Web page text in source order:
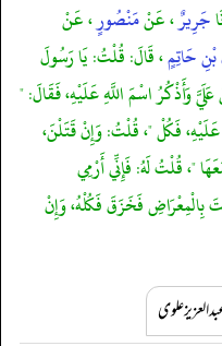
جَرِيرٌ، عَنْمَنْصُورٍ، عَنْ
حَاتِمٍ، قَالَ: قُلْتُ: يَا رَسُولَ
وَأَذْكُرُ اسْمَ اللَّهِ عَلَيْهِ، فَقَالَ: "
فَكُلْ "، قُلْتُ: وَإِنْ قَتَلْنَ،
"، قُلْتُ لَهُ: فَإِنِّي أَرْمِي
بِالْمِعْرَاضِ فَخَزَقَ فَكُلْهُ، وَإِنْ
علوی